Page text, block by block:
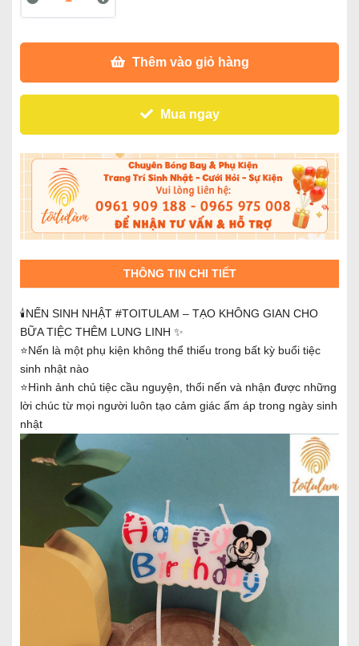
Thêm vào giỏ hàng
Mua ngay
THÔNG TIN CHI TIẾT
🕯️NẾN SINH NHẬT #TOITULAM – TẠO KHÔNG GIAN CHO
BỮA TIỆC THÊM LUNG LINH ✨
⭐Nến là một phụ kiện không thể thiếu trong bất kỳ buổi tiệc
sinh nhật nào
⭐Hình ảnh chủ tiệc cầu nguyện, thổi nến và nhận được những
lời chúc từ mọi người luôn tạo cảm giác ấm áp trong ngày sinh
nhật